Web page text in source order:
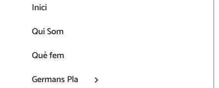
Inici
Qui Som
Què fem
Germans Pla